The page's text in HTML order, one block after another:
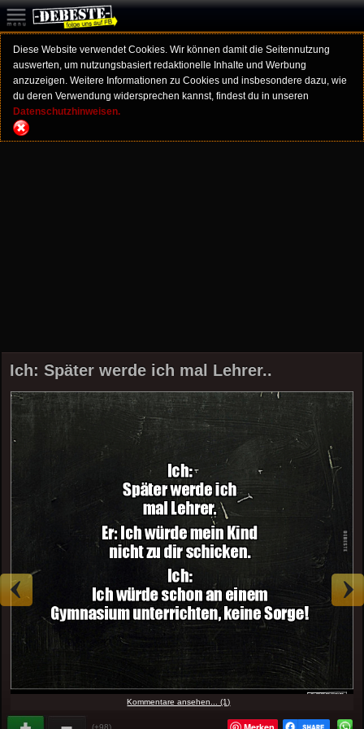
Diese Website verwendet Cookies. Wir können damit die Seitennutzung
auswerten, um nutzungsbasiert redaktionelle Inhalte und Werbung
anzuzeigen. Weitere Informationen zu Cookies und insbesondere dazu, wie
du deren Verwendung widersprechen kannst, findest du in unseren
Datenschutzhinweisen.
Ich: Später werde ich mal Lehrer..
Kommentare ansehen... (1)
(+98)